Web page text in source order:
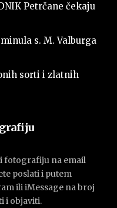
Petrčane čekaju
s. M. Valburga
sorti i zlatnih
fotografiju na email
poslati i putem
ili iMessage na broj
i objaviti.